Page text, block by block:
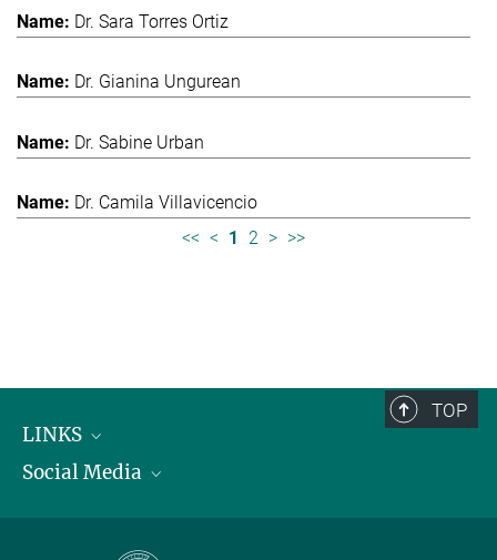
Dr. Sara Torres Ortiz
Dr. Gianina Ungurean
Dr. Sabine Urban
Dr. Camila Villavicencio
<< < 1 2 > >>
TOP
LINKS
Max-Planck-Institut für biologische Intelligenz
Social Media